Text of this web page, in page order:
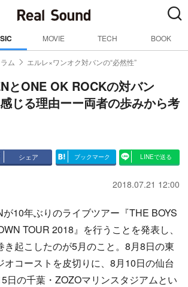
MOVIE TECH BOOK
ム エルレ×ワンオク対バンの“必然性”
とONE OK ROCKの対バン
じる理由ーー両者の歩みから考
シェア ブックマーク LINEで送る
2018.07.21 12:00
10年ぶりのライブツアー『THE BOYS
TOUR 2018』を行うことを発表し、
き起こしたのが5月のこと。8月8日の東
オコーストを皮切りに、8月10日の仙台
日の千葉・ZOZOマリンスタジアムとい